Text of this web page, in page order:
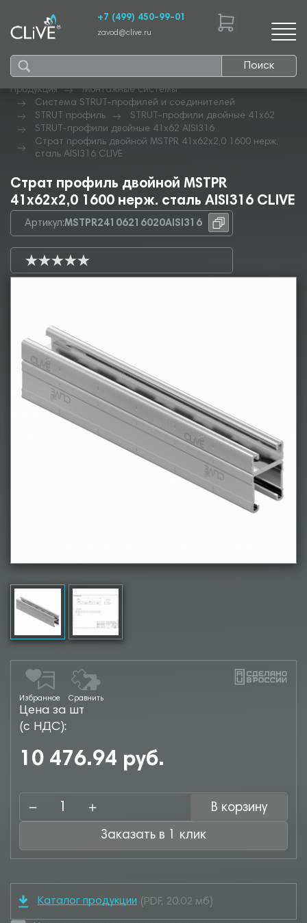
Поиск
+7 (499) 450-99-01
zavod@clive.ru
Продукция
Монтажные системы
Система STRUT-профилей и соединителей
STRUT профиль
STRUT-профили двойные 41х62
STRUT-профили двойные 41х62 AISI316
Страт профиль двойной MSTPR 41х62х2,0 1600 нерж.
сталь AISI316 CLIVE
Страт профиль двойной MSTPR
41х62х2,0 1600 нерж. сталь AISI316 CLIVE
Артикул:MSTPR24106216020AISI316
Избранное Сравнить
Цена за шт
(с НДС):
10 476.94 руб.
В корзину
Заказать в 1 клик
Каталог продукции (PDF, 20.02 мб)